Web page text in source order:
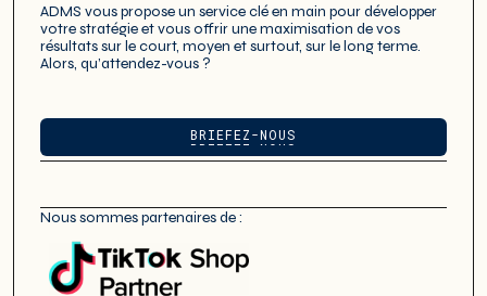
ADMS vous propose un service clé en main pour développer
votre stratégie et vous offrir une maximisation de vos
résultats sur le court, moyen et surtout, sur le long terme.
Alors, qu’attendez-vous ?
BRIEFEZ-NOUS
BRIEFEZ-NOUS
Nous sommes partenaires de :